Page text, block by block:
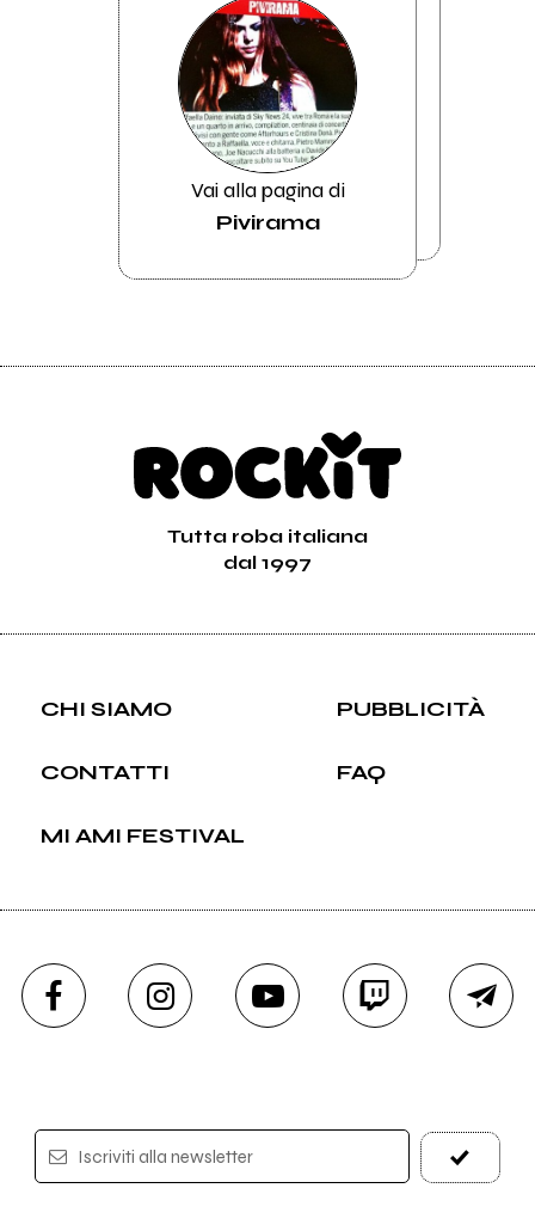
Vai alla pagina di
Pivirama
Tutta roba italiana
dal 1997
CHI SIAMO PUBBLICITÀ
CONTATTI FAQ
MI AMI FESTIVAL
Iscriviti alla newsletter